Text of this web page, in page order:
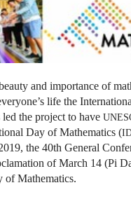
and importance of
life the
led the project to have
Day of Mathematics (
the 40th General
of March 14 (Pi
of Mathematics.